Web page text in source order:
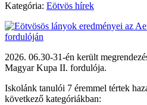
Kategória: Eötvös hírek
2026. 06.30-31-én került
Magyar Kupa II. fordulója.
Iskolánk tanulói 7 éremmel tértek
következő kategóriákban: